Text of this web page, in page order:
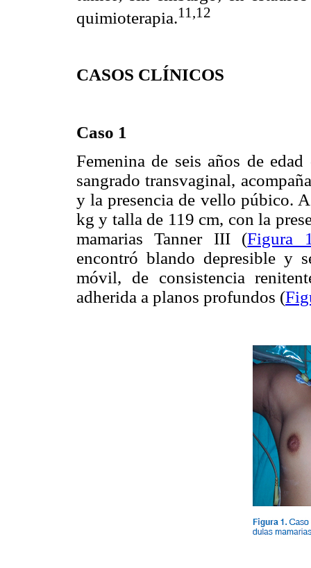
quimioterapia.11,12
CASOS CLÍNICOS
Caso 1
Femenina de seis años de
sangrado transvaginal,
y la presencia de vello púbico.
kg y talla de 119 cm, con la
mamarias Tanner III (Figura
encontró blando depresible y
móvil, de consistencia
adherida a planos profundos (